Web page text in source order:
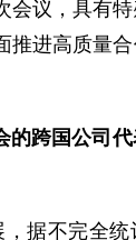
会议，具有
推进高质量
的跨国公司
据不完全